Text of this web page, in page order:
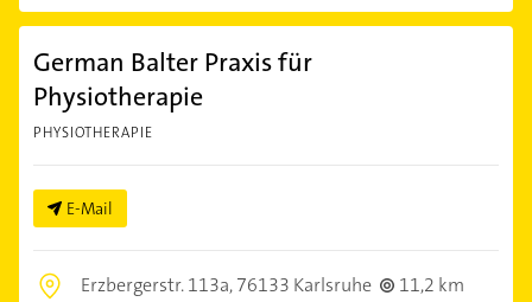
German Balter Praxis für
Physiotherapie
PHYSIOTHERAPIE
E-Mail
Erzbergerstr. 113a,76133 Karlsruhe
11,2 km